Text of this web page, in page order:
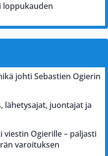
loppukauden
johti Sebastien Ogierin
lähetysajat, juontajat ja
viestin Ogierille – paljasti
varoituksen